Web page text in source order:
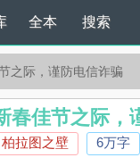
全本 搜索
之际，谨防电信诈骗
春佳节之际，
柏拉图之壁 6万字